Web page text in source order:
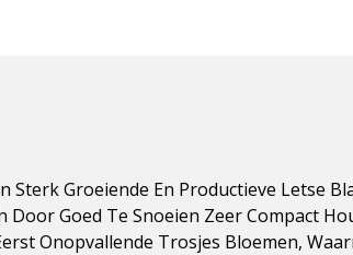
Sterk Groeiende En Productieve Letse
Door Goed Te Snoeien Zeer Compact
Onopvallende Trosjes Bloemen,